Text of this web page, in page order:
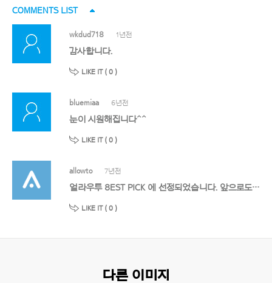
COMMENTS LIST
wkdud718 1년전
감사합니다.
LIKE IT ( 0 )
bluemiaa 6년전
눈이 시원해집니다^^
LIKE IT ( 0 )
allowto 7년전
얼라우투 8EST PICK 에 선정되었습니다. 앞으로도 멋진 작품 기대할게요!
LIKE IT ( 0 )
다른 이미지